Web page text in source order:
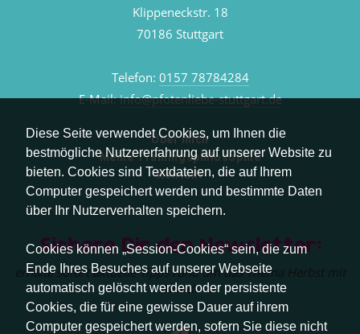
Diese Seite verwendet Cookies, um Ihnen die
bestmögliche Nutzererfahrung auf unserer Website zu
bieten. Cookies sind Textdateien, die auf Ihrem
Computer gespeichert werden und bestimmte Daten
über Ihr Nutzerverhalten speichern.
Cookies können „Session-Cookies“ sein, die zum
Ende Ihres Besuches auf unserer Webseite
automatisch gelöscht werden oder persistente
Cookies, die für eine gewisse Dauer auf ihrem
Computer gespeichert werden, sofern Sie diese nicht
Klippeneckstr. 18
70186 Stuttgart
Telefon: 0157 78784284
E-Mail:info@pfotenliebe-stuttgart.de
Über mich
Meine Trainingsphilosophie
Kontakt
Sichere Dir den Newsletter:
erhalte sofort aktuelle Tipps rund um das Thema Herbst mit
Hund.